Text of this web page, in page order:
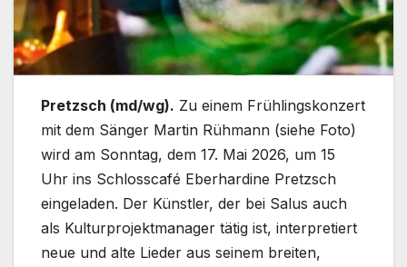
Pretzsch (md/wg). Zu einem Frühlingskonzert
mit dem Sänger Martin Rühmann (siehe Foto)
wird am Sonntag, dem 17. Mai 2026, um 15
Uhr ins Schlosscafé Eberhardine Pretzsch
eingeladen. Der Künstler, der bei Salus auch
als Kulturprojektmanager tätig ist, interpretiert
neue und alte Lieder aus seinem breiten,